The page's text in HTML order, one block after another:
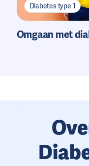
Diabetes type 1
Omgaan met